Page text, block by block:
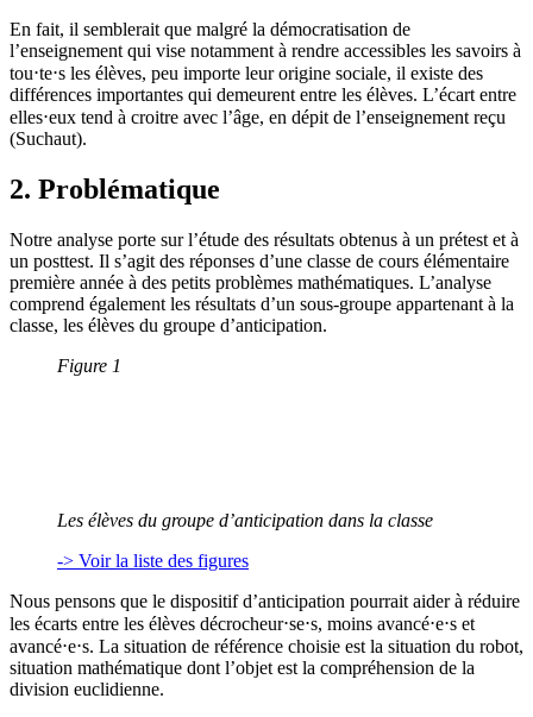
En fait, il semblerait que malgré la démocratisation de
l’enseignement qui vise notamment à rendre accessibles les savoirs à
tou⋅te⋅s les élèves, peu importe leur origine sociale, il existe des
différences importantes qui demeurent entre les élèves. L’écart entre
elles⋅eux tend à croitre avec l’âge, en dépit de l’enseignement reçu
(Suchaut).
2. Problématique
Notre analyse porte sur l’étude des résultats obtenus à un prétest et à
un posttest. Il s’agit des réponses d’une classe de cours élémentaire
première année à des petits problèmes mathématiques. L’analyse
comprend également les résultats d’un sous-groupe appartenant à la
classe, les élèves du groupe d’anticipation.
Figure 1
Les élèves du groupe d’anticipation dans la classe
-> Voir la liste des figures
Nous pensons que le dispositif d’anticipation pourrait aider à réduire
les écarts entre les élèves décrocheur⋅se⋅s, moins avancé⋅e⋅s et
avancé⋅e⋅s. La situation de référence choisie est la situation du robot,
situation mathématique dont l’objet est la compréhension de la
division euclidienne.